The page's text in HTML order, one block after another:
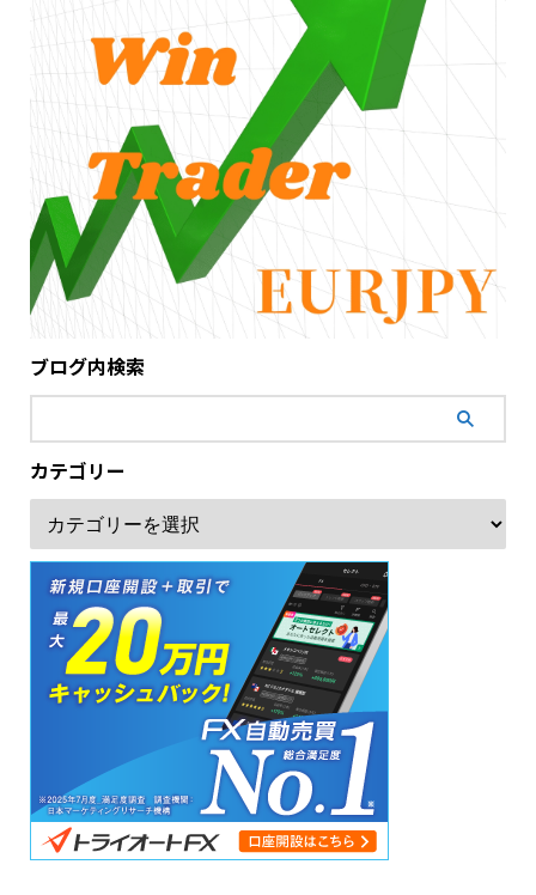
ブログ内検索
カテゴリー